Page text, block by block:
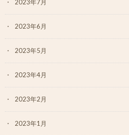
2023年7月
2023年6月
2023年5月
2023年4月
2023年2月
2023年1月